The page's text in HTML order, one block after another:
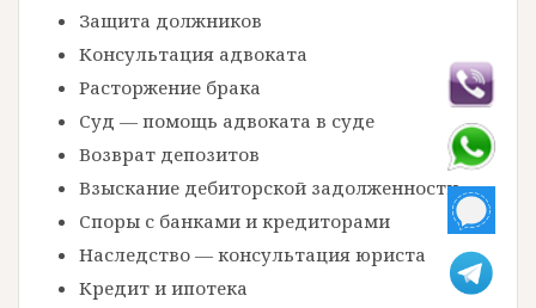
Защита должников
Консультация адвоката
Расторжение брака
Суд — помощь адвоката в суде
Возврат депозитов
Взыскание дебиторской задолженности
Споры с банками и кредиторами
Наследство — консультация юриста
Кредит и ипотека